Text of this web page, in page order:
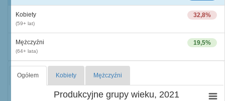
32,8%
Kobiety
(59+ lat)
19,5%
Mężczyźni
(64+ lata)
Ogółem Kobiety Mężczyźni
Produkcyjne grupy wieku, 2021